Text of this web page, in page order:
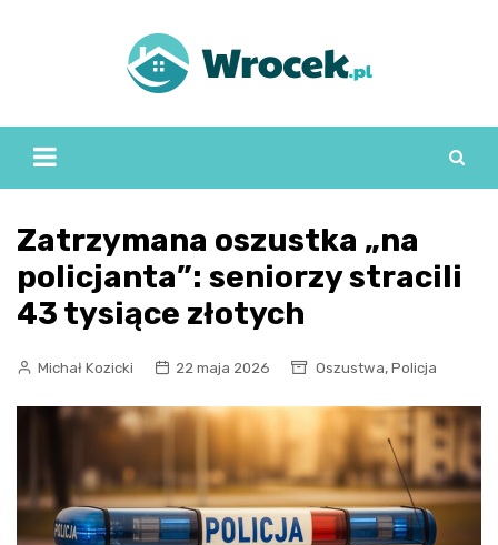
Zatrzymana oszustka „na
policjanta”: seniorzy stracili
43 tysiące złotych
Michał Kozicki 22 maja 2026 Oszustwa, Policja